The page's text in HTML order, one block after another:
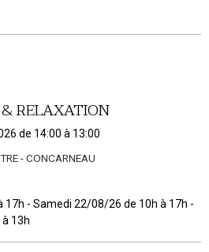
RELAXATION
de 14:00 à 13:00
- CONCARNEAU
- Samedi 22/08/26 de 10h à 17h -
13h